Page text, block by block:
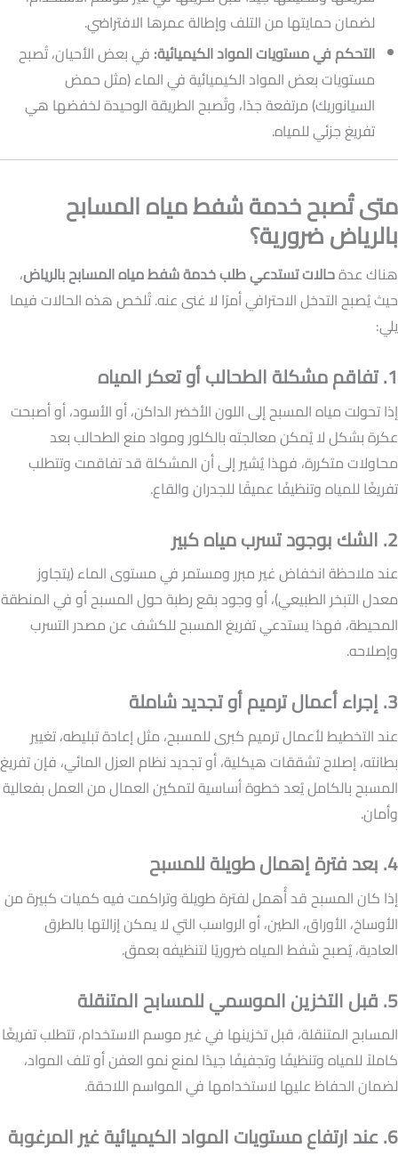
لضمان حمايتها من التلف وإطالة عمرها الافتراضي.
التحكم في مستويات المواد الكيميائية: في بعض الأحيان، تُصبح
مستويات بعض المواد الكيميائية في الماء (مثل حمض
السيانوريك) مرتفعة جدًا، وتُصبح الطريقة الوحيدة لخفضها هي
تفريغ جزئي للمياه.
متى تُصبح خدمة شفط مياه المسابح
بالرياض ضرورية؟
هناك عدةحالات تستدعي طلب خدمة شفط مياه المسابح بالرياض،
حيث يُصبح التدخل الاحترافي أمرًا لا غنى عنه. تُلخص هذه الحالات فيما
يلي:
1. تفاقم مشكلة الطحالب أو تعكر المياه
إذا تحولت مياه المسبح إلى اللون الأخضر الداكن، أو الأسود، أو أصبحت
عكرة بشكل لا يُمكن معالجته بالكلور ومواد منع الطحالب بعد
محاولات متكررة، فهذا يُشير إلى أن المشكلة قد تفاقمت وتتطلب
تفريغًا للمياه وتنظيفًا عميقًا للجدران والقاع.
2. الشك بوجود تسرب مياه كبير
عند ملاحظة انخفاض غير مبرر ومستمر في مستوى الماء (يتجاوز
معدل التبخر الطبيعي)، أو وجود بقع رطبة حول المسبح أو في المنطقة
المحيطة، فهذا يستدعي تفريغ المسبح للكشف عن مصدر التسرب
وإصلاحه.
3. إجراء أعمال ترميم أو تجديد شاملة
عند التخطيط لأعمال ترميم كبرى للمسبح، مثل إعادة تبليطه، تغيير
بطانته، إصلاح تشققات هيكلية، أو تجديد نظام العزل المائي، فإن تفريغ
المسبح بالكامل يُعد خطوة أساسية لتمكين العمال من العمل بفعالية
وأمان.
4. بعد فترة إهمال طويلة للمسبح
إذا كان المسبح قد أُهمل لفترة طويلة وتراكمت فيه كميات كبيرة من
الأوساخ، الأوراق، الطين، أو الرواسب التي لا يمكن إزالتها بالطرق
العادية، يُصبح شفط المياه ضروريًا لتنظيفه بعمق.
5. قبل التخزين الموسمي للمسابح المتنقلة
المسابح المتنقلة، قبل تخزينها في غير موسم الاستخدام، تتطلب تفريغًا
كاملاً للمياه وتنظيفًا وتجفيفًا جيدًا لمنع نمو العفن أو تلف المواد،
لضمان الحفاظ عليها لاستخدامها في المواسم اللاحقة.
6. عند ارتفاع مستويات المواد الكيميائية غير المرغوبة